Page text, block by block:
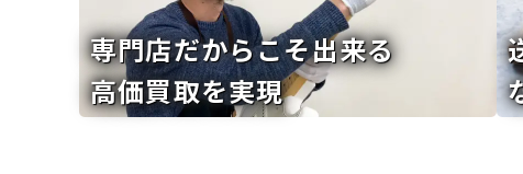
専門店だからこそ出来る
高価買取を実現